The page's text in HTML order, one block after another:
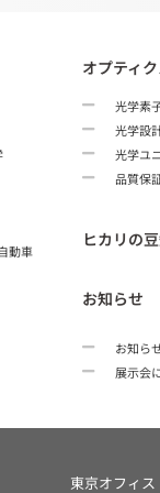
動車
オプティ
光学素
光学設
光学ユ
品質保
ヒカリの
お知らせ
お知ら
展示会
東京オフィス